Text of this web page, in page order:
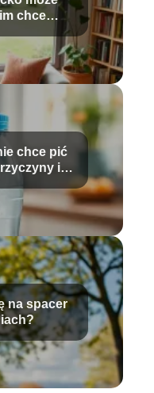
chce
chce pić
i
na spacer